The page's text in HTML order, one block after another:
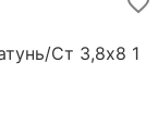
Ст 3,8х8 1